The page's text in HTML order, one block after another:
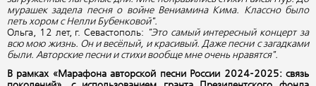
мурашек задела песня о войне Вениамина Кима. Классно было
петь хором с Нелли Бубенковой".
Ольга, 12 лет, г. Севастополь:
"Это самый интересный концерт за
всю мою жизнь. Он и весёлый, и красивый. Даже песни с загадками
были. Авторские песни и стихи вообще мне очень нравятся".
В рамках «Марафона авторской песни России 2024-2025: связь